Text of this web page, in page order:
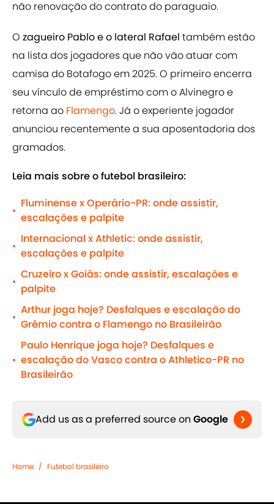
não renovação do contrato do paraguaio.
O zagueiro Pablo e o lateral Rafael também estão
na lista dos jogadores que não vão atuar com
camisa do Botafogo em 2025. O primeiro encerra
seu vínculo de empréstimo com o Alvinegro e
retorna ao Flamengo. Já o experiente jogador
anunciou recentemente a sua aposentadoria dos
gramados.
Leia mais sobre o futebol brasileiro:
•
Fluminense x Operário-PR: onde assistir,
escalações e palpite
•
Internacional x Athletic: onde assistir,
escalações e palpite
•
Cruzeiro x Goiás: onde assistir, escalações e
palpite
•
Arthur joga hoje? Desfalques e escalação do
Grêmio contra o Flamengo no Brasileirão
•
Paulo Henrique joga hoje? Desfalques e
escalação do Vasco contra o Athletico-PR no
Brasileirão
Add us as a preferred source on Google
Home / Futebol brasileiro